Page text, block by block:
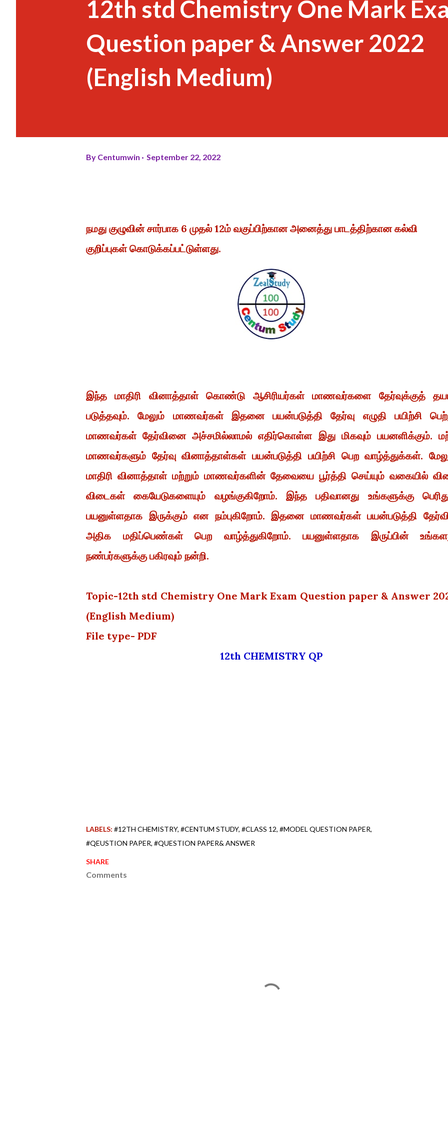
12th std Chemistry One Mark
Question paper & Answer 2022
(English Medium)
By Centumwin September 22, 2022
நமது குழுவின் சார்பாக 6 முதல் 12ம் வகுப்பிற்கான அனைத்து பாடத்திற்கான கல்வி
குறிப்புகள் கொடுக்கப்பட்டுள்ளது.
இந்த மாதிரி வினாத்தாள் கொண்டு ஆசிரியர்கள் மாணவர்களை தேர்வுக்குத்
படுத்தவும். மேலும் மாணவர்கள் இதனை பயன்படுத்தி தேர்வு எழுதி பயிற்சி
மாணவர்கள் தேர்வினை அச்சமில்லாமல் எதிர்கொள்ள இது மிகவும் பயனளிக்கும்.
மாணவர்களும் தேர்வு வினாத்தாள்கள் பயன்படுத்தி பயிற்சி பெற வாழ்த்துக்கள்.
மாதிரி வினாத்தாள் மற்றும் மாணவர்களின் தேவையை பூர்த்தி செய்யும் வகையில்
விடைகள் கையேடுகளையும் வழங்குகிறோம். இந்த பதிவானது உங்களுக்கு
பயனுள்ளதாக இருக்கும் என நம்புகிறோம். இதனை மாணவர்கள் பயன்படுத்தி
அதிக மதிப்பெண்கள் பெற வாழ்த்துகிறோம். பயனுள்ளதாக இருப்பின்
நண்பர்களுக்கு பகிரவும் நன்றி.
Topic-12th std Chemistry One Mark Exam Question paper & Answer
(English Medium)
File type- PDF
12th CHEMISTRY QP
LABELS: #12TH CHEMISTRY #CENTUM STUDY #CLASS 12 #MODEL QUESTION PAPER
#QEUSTION PAPER #QUESTION PAPER& ANSWER
SHARE
Comments